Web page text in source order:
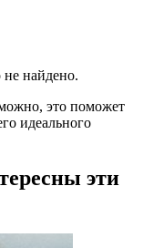
найдено.
это поможет
идеального
эти